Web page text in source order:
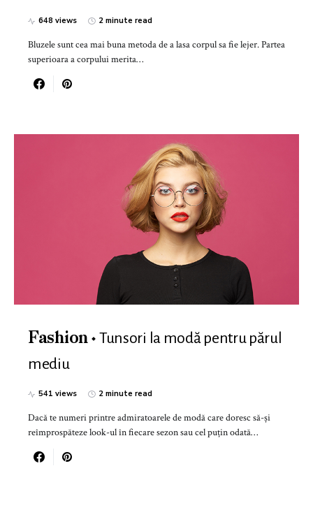
648 views 2 minute read
Bluzele sunt cea mai buna metoda de a lasa corpul sa fie lejer. Partea
superioara a corpului merita…
Fashion
Tunsori la modă pentru părul
mediu
541 views 2 minute read
Dacă te numeri printre admiratoarele de modă care doresc să-și
reîmprospăteze look-ul în fiecare sezon sau cel puțin odată…